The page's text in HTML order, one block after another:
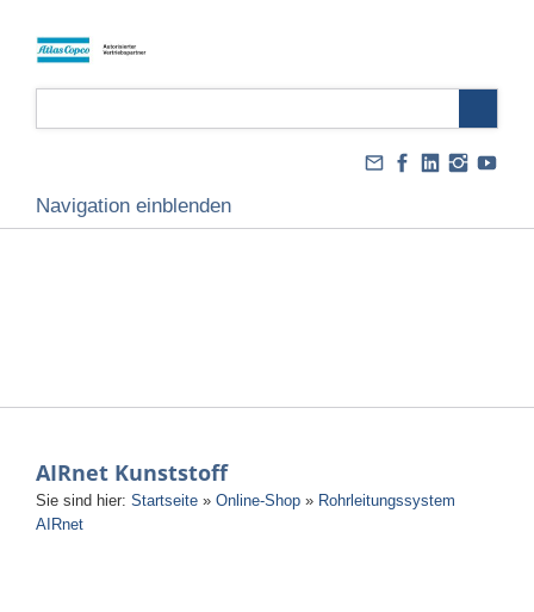
Navigation einblenden
AIRnet Kunststoff
Sie sind hier: Startseite » Online-Shop » Rohrleitungssystem
AIRnet